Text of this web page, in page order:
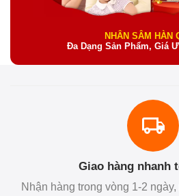
NHÂN SÂM HÀN
Đa Dạng Sản Phẩm, Giá
Giao hàng nhanh
Nhận hàng trong vòng 1-2